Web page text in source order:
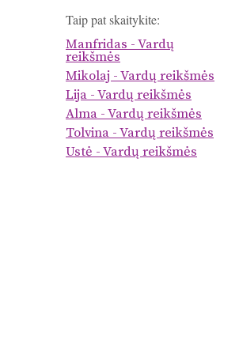
Taip pat skaitykite:
Manfridas - Vardų
reikšmės
Mikolaj - Vardų reikšmės
Lija - Vardų reikšmės
Alma - Vardų reikšmės
Tolvina - Vardų reikšmės
Ustė - Vardų reikšmės